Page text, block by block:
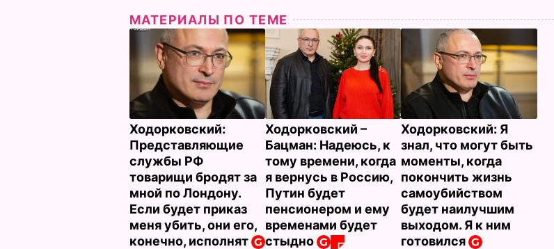
МАТЕРИАЛЫ ПО ТЕМЕ
Ходорковский:
Представляющие
службы РФ
товарищи бродят за
мной по Лондону.
Если будет приказ
меня убить, они его,
конечно, исполнят
Ходорковский –
Бацман: Надеюсь, к
тому времени, когда
я вернусь в Россию,
Путин будет
пенсионером и ему
временами будет
стыдно
Ходорковский: Я
знал, что могут быть
моменты, когда
покончить жизнь
самоубийством
будет наилучшим
выходом. Я к ним
готовился